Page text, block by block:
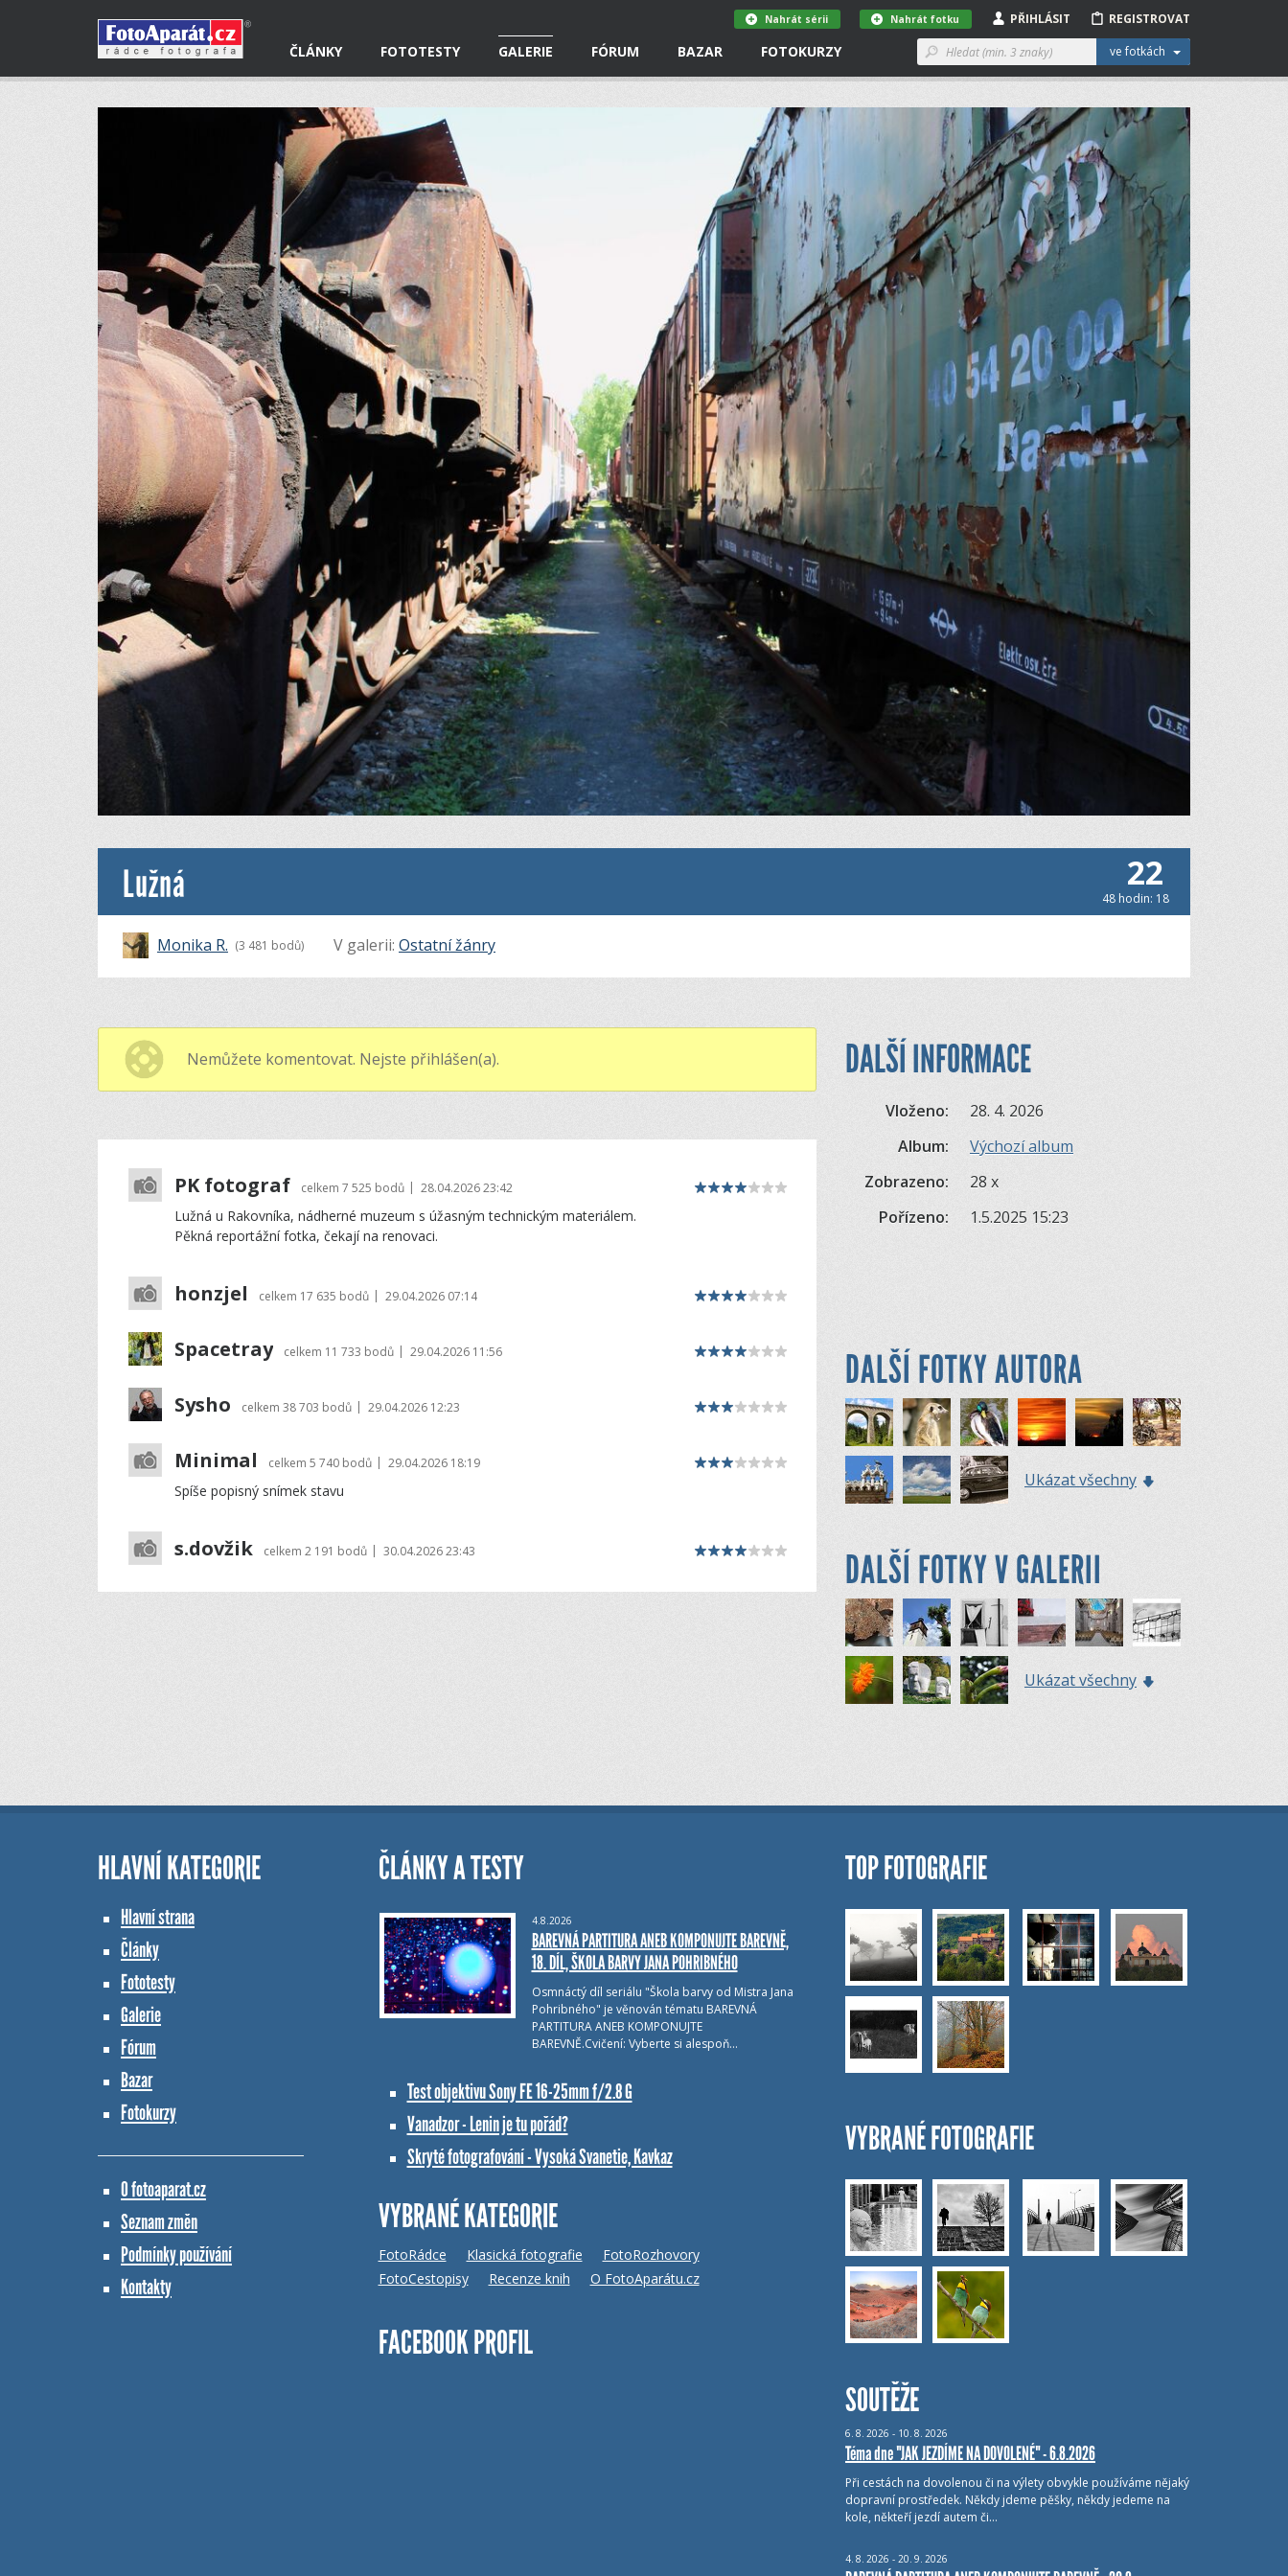
ČLÁNKY FOTOTESTY GALERIE FÓRUM BAZAR FOTOKURZY ve fotkách
REGISTROVAT
PŘIHLÁSIT
Nahrát fotku
Nahrát sérii
Lužná 22
48 hodin: 18
Monika R. (3 481 bodů) V galerii: Ostatní žánry
Nemůžete komentovat. Nejste přihlášen(a).
PK fotograf celkem 7 525 bodů | 28.04.2026 23:42
Lužná u Rakovníka, nádherné muzeum s úžasným technickým materiálem.
Pěkná reportážní fotka, čekají na renovaci.
honzjel celkem 17 635 bodů | 29.04.2026 07:14
Spacetray celkem 11 733 bodů | 29.04.2026 11:56
Sysho celkem 38 703 bodů | 29.04.2026 12:23
Minimal celkem 5 740 bodů | 29.04.2026 18:19
Spíše popisný snímek stavu
s.dovžik celkem 2 191 bodů | 30.04.2026 23:43
DALŠÍ INFORMACE
Vloženo:
28. 4. 2026
Album:
Výchozí album
Zobrazeno:
28 x
Pořízeno:
1.5.2025 15:23
DALŠÍ FOTKY AUTORA
Ukázat všechny
DALŠÍ FOTKY V GALERII
Ukázat všechny
HLAVNÍ KATEGORIE
Hlavní strana
Články
Fototesty
Galerie
Fórum
Bazar
Fotokurzy
O fotoaparat.cz
Seznam změn
Podmínky používání
Kontakty
ČLÁNKY A TESTY
4.8.2026
BAREVNÁ PARTITURA ANEB KOMPONUJTE BAREVNĚ,
18. DÍL, ŠKOLA BARVY JANA POHRIBNÉHO
Osmnáctý díl seriálu "Škola barvy od Mistra Jana
Pohribného" je věnován tématu BAREVNÁ
PARTITURA ANEB KOMPONUJTE
BAREVNĚ.Cvičení: Vyberte si alespoň…
Test objektivu Sony FE 16-25mm f/2.8 G
Vanadzor - Lenin je tu pořád?
Skryté fotografování - Vysoká Svanetie, Kavkaz
VYBRANÉ KATEGORIE
FotoRádce Klasická fotografie
FotoRozhovory
FotoCestopisy
Recenze knih O FotoAparátu.cz
FACEBOOK PROFIL
TOP FOTOGRAFIE
VYBRANÉ FOTOGRAFIE
SOUTĚŽE
6. 8. 2026 - 10. 8. 2026
Téma dne "JAK JEZDÍME NA DOVOLENÉ" - 6.8.2026
Při cestách na dovolenou či na výlety obvykle používáme nějaký
dopravní prostředek. Někdy jdeme pěšky, někdy jedeme na
kole, někteří jezdí autem či…
4. 8. 2026 - 20. 9. 2026